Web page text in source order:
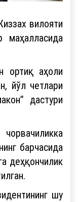
вилояти
маҳалласида
ортиқ аҳоли
йўл четлари
дастури
барчасида
деҳқончилик
шу